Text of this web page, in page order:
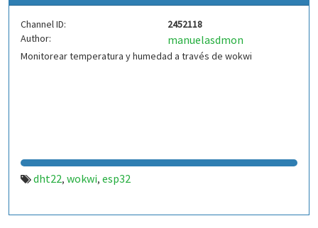
Channel ID:
2452118
Author:
manuelasdmon
Monitorear temperatura y humedad a través de wokwi
dht22, wokwi, esp32